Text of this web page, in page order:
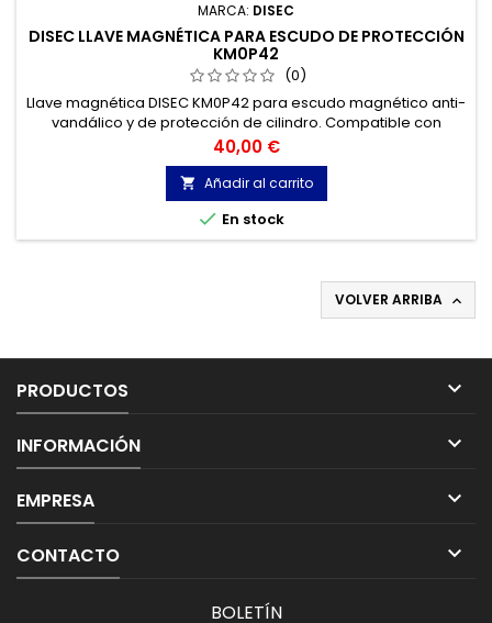
MARCA: DISEC
DISEC LLAVE MAGNÉTICA PARA ESCUDO DE PROTECCIÓN
KM0P42
(0)
Llave magnética DISEC KM0P42 para escudo magnético anti-
vandálico y de protección de cilindro. Compatible con
escudos magnéticos DISEC MRM29E.
Precio
40,00 €
 Añadir al carrito
 En stock
VOLVER ARRIBA 
PRODUCTOS 
INFORMACIÓN 
EMPRESA 
CONTACTO 
BOLETÍN